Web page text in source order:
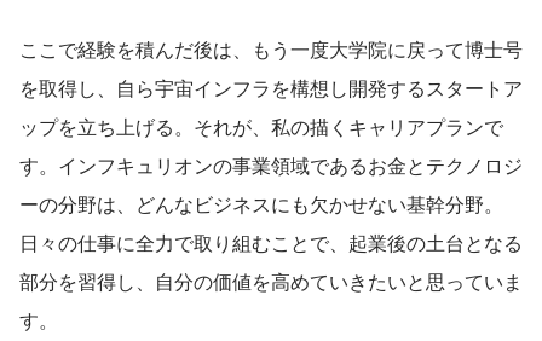
ここで経験を積んだ後は、もう一度大学院に戻って博士号
を取得し、自ら宇宙インフラを構想し開発するスタートア
ップを立ち上げる。それが、私の描くキャリアプランで
す。インフキュリオンの事業領域であるお金とテクノロジ
ーの分野は、どんなビジネスにも欠かせない基幹分野。
日々の仕事に全力で取り組むことで、起業後の土台となる
部分を習得し、自分の価値を高めていきたいと思っていま
す。